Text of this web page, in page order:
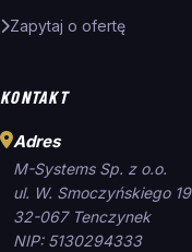
Zapytaj o ofertę
KONTAKT
Adres
M-Systems Sp. z o.o.
ul. W. Smoczyńskiego 19
32-067 Tenczynek
NIP: 5130294333